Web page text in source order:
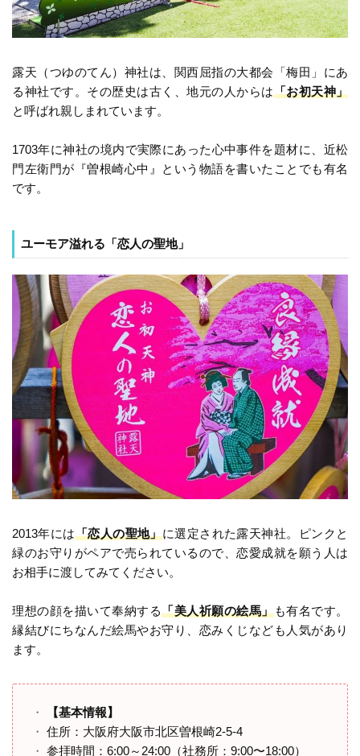
露天（つゆのてん）神社は、関西屈指の大都会「梅田」にあ
る神社です。その歴史は古く、地元の人からは「お初天神」
と呼ばれ親しまれています。
1703年に神社の境内で実際にあった心中事件を題材に、近松
門左衛門が『曽根崎心中』という物語を書いたことでも有名
です。
ユーモア溢れる「恋人の聖地」
2013年には「恋人の聖地」に選定された露天神社。ピンクと
緑のお守りがペアで売られているので、恋愛成就を願う人は
お相手に渡してみてください。
理想の顔を描いて奉納する「美人祈願の絵馬」も有名です。
縁結びにちなんだ絵馬やお守り、恋みくじなども人気があり
ます。
【基本情報】
住所：大阪府大阪市北区曽根崎2-5-4
参拝時間：6:00～24:00（社務所：9:00〜18:00）